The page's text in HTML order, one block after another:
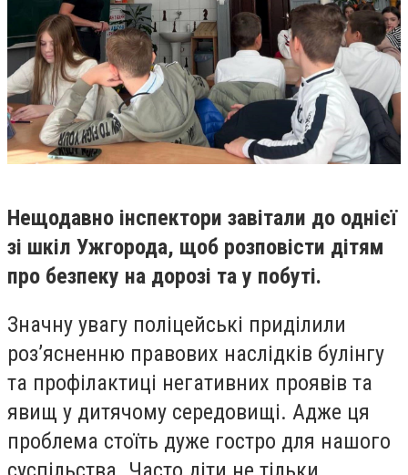
Нещодавно інспектори завітали до однієї
зі шкіл Ужгорода, щоб розповісти дітям
про безпеку на дорозі та у побуті.
Значну увагу поліцейські приділили
роз’ясненню правових наслідків булінгу
та профілактиці негативних проявів та
явищ у дитячому середовищі. Адже ця
проблема стоїть дуже гостро для нашого